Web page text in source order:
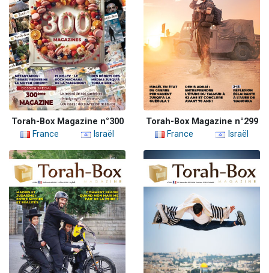
Torah-Box Magazine n°300
France
Israël
Torah-Box Magazine n°299
France
Israël